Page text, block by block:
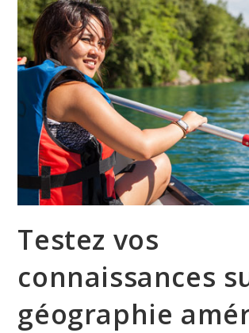
Testez vos
connaissances
géographie